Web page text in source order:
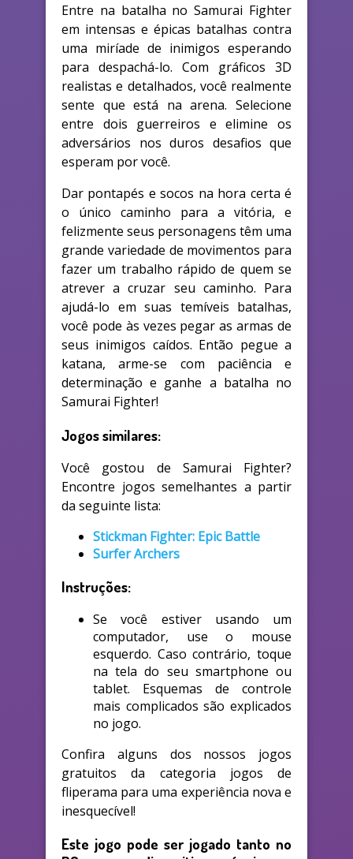
Entre na batalha no Samurai Fighter
em intensas e épicas batalhas contra
uma miríade de inimigos esperando
para despachá-lo. Com gráficos 3D
realistas e detalhados, você realmente
sente que está na arena. Selecione
entre dois guerreiros e elimine os
adversários nos duros desafios que
esperam por você.
Dar pontapés e socos na hora certa é
o único caminho para a vitória, e
felizmente seus personagens têm uma
grande variedade de movimentos para
fazer um trabalho rápido de quem se
atrever a cruzar seu caminho. Para
ajudá-lo em suas temíveis batalhas,
você pode às vezes pegar as armas de
seus inimigos caídos. Então pegue a
katana, arme-se com paciência e
determinação e ganhe a batalha no
Samurai Fighter!
Jogos similares:
Você gostou de Samurai Fighter?
Encontre jogos semelhantes a partir
da seguinte lista:
Stickman Fighter: Epic Battle
Surfer Archers
Instruções:
Se você estiver usando um
computador, use o mouse
esquerdo. Caso contrário, toque
na tela do seu smartphone ou
tablet. Esquemas de controle
mais complicados são explicados
no jogo.
Confira alguns dos nossos jogos
gratuitos da categoria jogos de
fliperama para uma experiência nova e
inesquecível!
Este jogo pode ser jogado tanto no